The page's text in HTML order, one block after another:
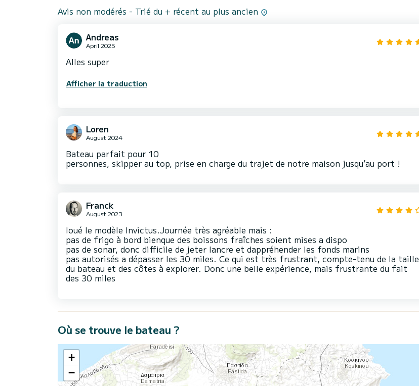
Avis non modérés - Trié du + récent au plus ancien
Andreas
April 2025
Alles super
Afficher la traduction
Loren
August 2024
Bateau parfait pour 10
personnes, skipper au top, prise en charge du trajet de notre maison jusqu’au port !
Franck
August 2023
loué le modèle Invictus.Journée très agréable mais :
pas de frigo à bord bienque des boissons fraîches soient mises a dispo
pas de sonar, donc difficile de jeter lancre et dappréhender les fonds marins
pas autorisés a dépasser les 30 miles. Ce qui est très frustrant, compte-tenu de la taille
du bateau et des côtes à explorer. Donc une belle expérience, mais frustrante du fait
des 30 miles
Où se trouve le bateau ?
+
−